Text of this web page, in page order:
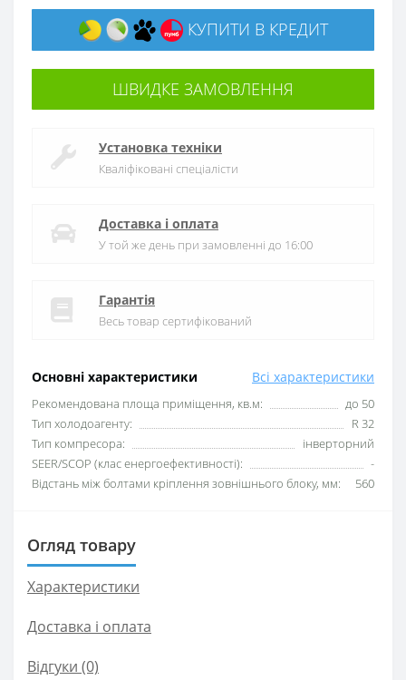
Основні характеристики Всі характеристики
Рекомендована площа приміщення, кв.м:
до 50
Тип холодоагенту:
R 32
Тип компресора:
інверторний
SEER/SCOP (клас енергоефективності):
-
Відстань між болтами кріплення зовнішнього блоку, мм:
560
КУПИТИ В КРЕДИТ
ШВИДКЕ ЗАМОВЛЕННЯ
Установка техніки
Кваліфіковані спеціалісти
Доставка і оплата
У той же день при замовленні до 16:00
Гарантія
Весь товар сертифікований
Огляд товару
Характеристики
Доставка і оплата
Відгуки (0)